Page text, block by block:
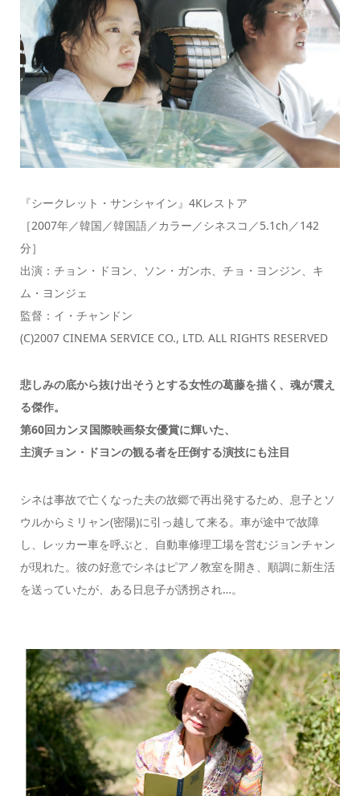
『シークレット・サンシャイン』4Kレストア
［2007年／韓国／韓国語／カラー／シネスコ／5.1ch／142
分］
出演：チョン・ドヨン、ソン・ガンホ、チョ・ヨンジン、キ
ム・ヨンジェ
監督：イ・チャンドン
(C)2007 CINEMA SERVICE CO., LTD. ALL RIGHTS RESERVED
悲しみの底から抜け出そうとする女性の葛藤を描く、魂が震え
る傑作。
第60回カンヌ国際映画祭女優賞に輝いた、
主演チョン・ドヨンの観る者を圧倒する演技にも注目
シネは事故で亡くなった夫の故郷で再出発するため、息子とソ
ウルからミリャン(密陽)に引っ越して来る。車が途中で故障
し、レッカー車を呼ぶと、自動車修理工場を営むジョンチャン
が現れた。彼の好意でシネはピアノ教室を開き、順調に新生活
を送っていたが、ある日息子が誘拐され…。